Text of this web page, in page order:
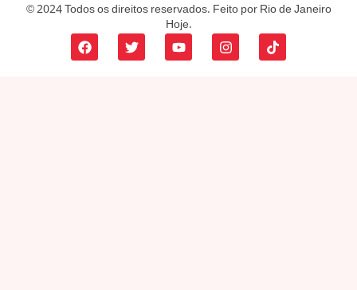
© 2024 Todos os direitos reservados. Feito por Rio de Janeiro
Hoje.